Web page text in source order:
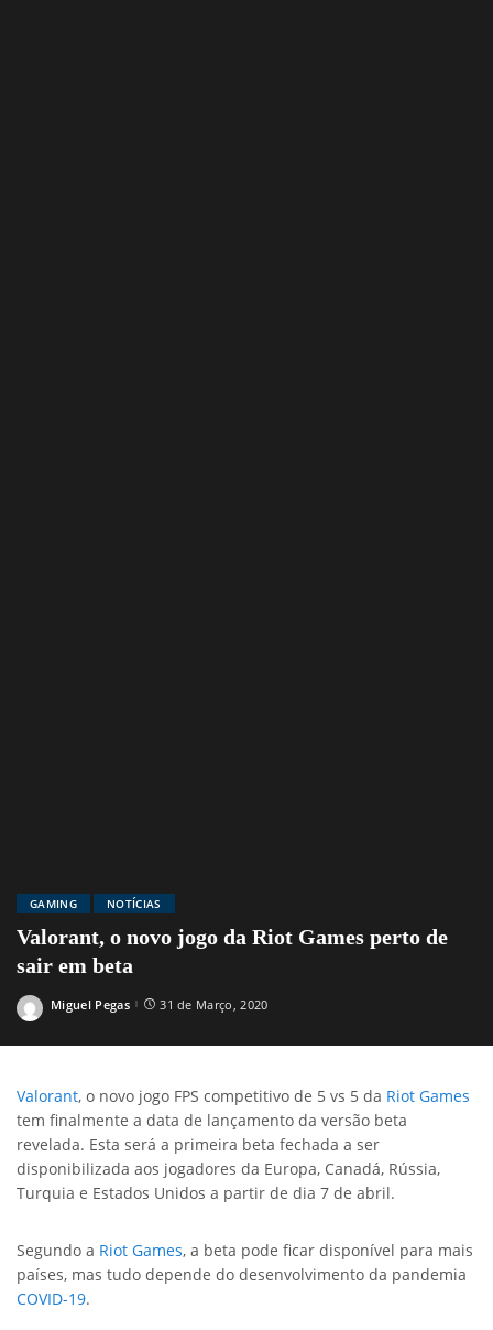
GAMING NOTÍCIAS
Valorant, o novo jogo da Riot Games perto de
sair em beta
Posted
Miguel Pegas 31 de Março, 2020
Valorant, o novo jogo FPS competitivo de 5 vs 5 da Riot Games
tem finalmente a data de lançamento da versão beta
revelada. Esta será a primeira beta fechada a ser
disponibilizada aos jogadores da Europa, Canadá, Rússia,
Turquia e Estados Unidos a partir de dia 7 de abril.
Segundo a Riot Games, a beta pode ficar disponível para mais
países, mas tudo depende do desenvolvimento da pandemia
COVID-19.